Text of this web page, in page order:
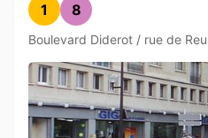
1 8
Boulevard Diderot / rue de